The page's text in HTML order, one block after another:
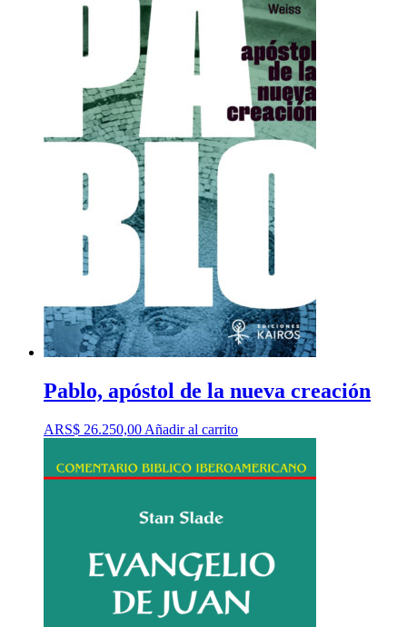
Pablo, apóstol de la nueva creación
ARS$ 26.250,00 Añadir al carrito